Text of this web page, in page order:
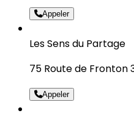
Appeler
Les Sens du Partage
75 Route de Fronton
Appeler